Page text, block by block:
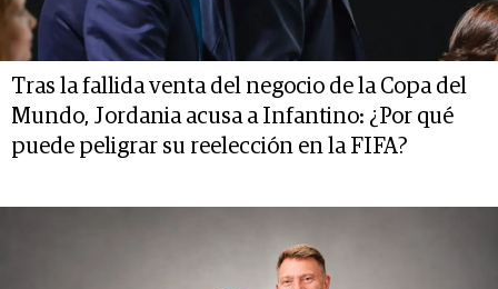
Tras la fallida venta del negocio de la Copa del
Mundo, Jordania acusa a Infantino: ¿Por qué
puede peligrar su reelección en la FIFA?